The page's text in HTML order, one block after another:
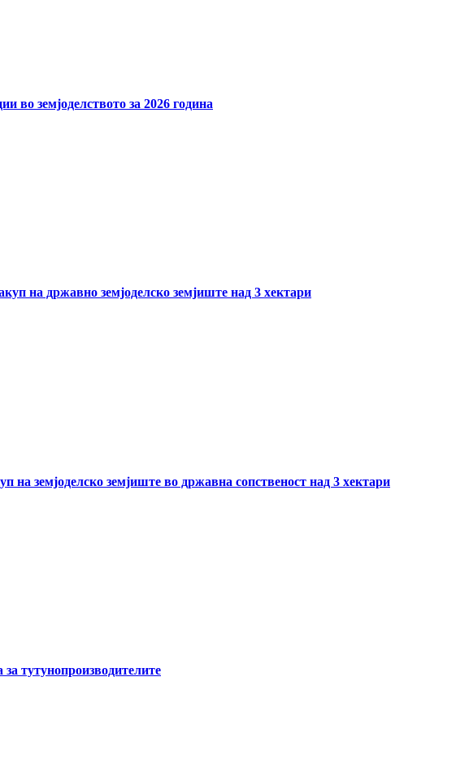
во земјоделството за 2026 година
на државно земјоделско земјиште над 3 хектари
на земјоделско земјиште во државна сопственост над 3 хектари
тутунопроизводителите